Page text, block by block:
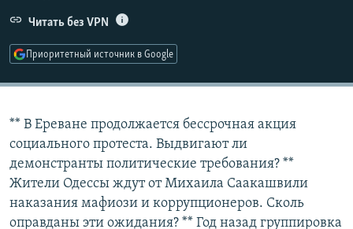
Читать без VPN
Приоритетный источник в Google
** В Ереване продолжается бессрочная акция
социального протеста. Выдвигают ли
демонстранты политические требования? **
Жители Одессы ждут от Михаила Саакашвили
наказания мафиози и коррупционеров. Сколь
оправданы эти ожидания? ** Год назад группировка